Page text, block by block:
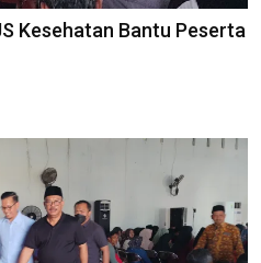
Kesehatan Bantu Peserta